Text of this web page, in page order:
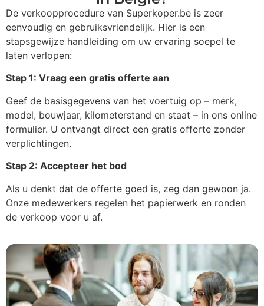
De verkoopprocedure van Superkoper.be is zeer
eenvoudig en gebruiksvriendelijk. Hier is een
stapsgewijze handleiding om uw ervaring soepel te
laten verlopen:
Stap 1: Vraag een gratis offerte aan
Geef de basisgegevens van het voertuig op – merk,
model, bouwjaar, kilometerstand en staat – in ons online
formulier. U ontvangt direct een gratis offerte zonder
verplichtingen.
Stap 2: Accepteer het bod
Als u denkt dat de offerte goed is, zeg dan gewoon ja.
Onze medewerkers regelen het papierwerk en ronden
de verkoop voor u af.